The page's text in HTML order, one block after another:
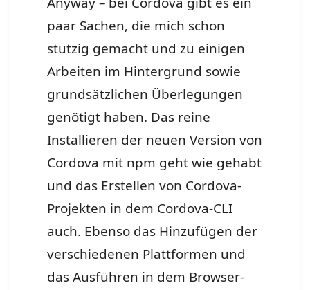
paar Sachen, die mich schon
stutzig gemacht und zu einigen
Arbeiten im Hintergrund sowie
grundsätzlichen Überlegungen
genötigt haben. Das reine
Installieren der neuen Version von
Cordova mit npm geht wie gehabt
und das Erstellen von Cordova-
Projekten in dem Cordova-CLI
auch. Ebenso das Hinzufügen der
verschiedenen Plattformen und
das Ausführen in dem Browser-